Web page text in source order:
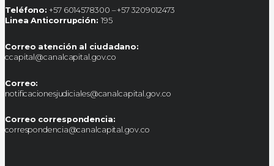
Teléfono: +57 6014578300 – +57 3209012473
Linea Anticorrupción: 195
Correo atención al ciudadano:
ccapital@canalcapital.gov.co
Correo:
notificacionesjudiciales@canalcapital.gov.co
Correo correspondencia:
correspondencia@canalcapital.gov.co